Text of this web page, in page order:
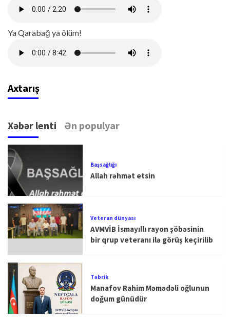
Ya Qarabağ ya ölüm!
Axtarış
Xəbər lenti Ən populyar
Başsağlığı
Allah rəhmət etsin
Veteran dünyası
AVMVİB İsmayıllı rayon şöbəsinin
bir qrup veteranı ilə görüş keçirilib
Təbrik
Manafov Rahim Məmədəli oğlunun
doğum günüdür